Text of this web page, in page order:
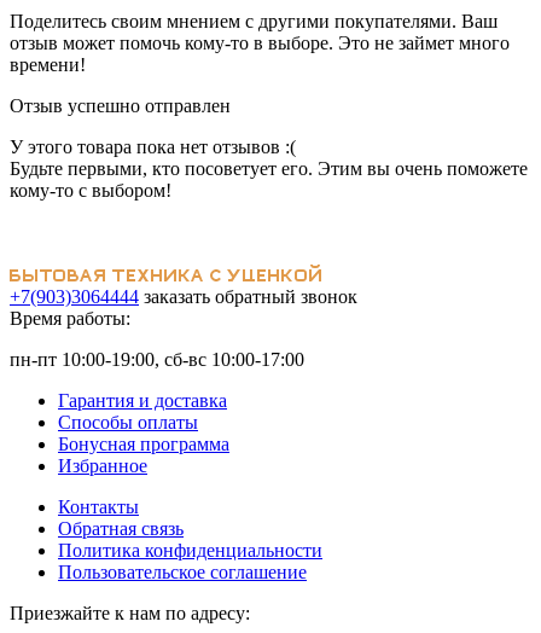
Поделитесь своим мнением с другими покупателями. Ваш
отзыв может помочь кому-то в выборе. Это не займет много
времени!
Отзыв успешно отправлен
У этого товара пока нет отзывов :(
Будьте первыми, кто посоветует его. Этим вы очень поможете
кому-то с выбором!
+7(903)3064444 заказать обратный звонок
Время работы:
пн-пт 10:00-19:00, сб-вс 10:00-17:00
Гарантия и доставка
Способы оплаты
Бонусная программа
Избранное
Контакты
Обратная связь
Политика конфиденциальности
Пользовательское соглашение
Приезжайте к нам по адресу: